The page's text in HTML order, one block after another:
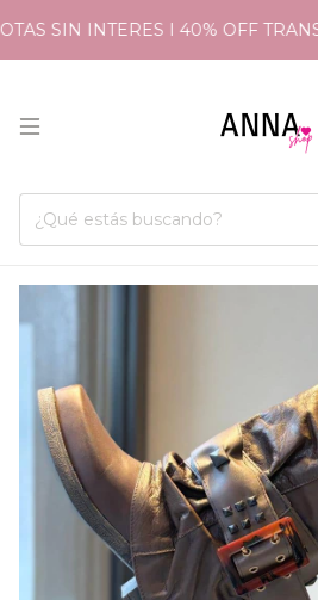
SIN INTERES I 40% OFF